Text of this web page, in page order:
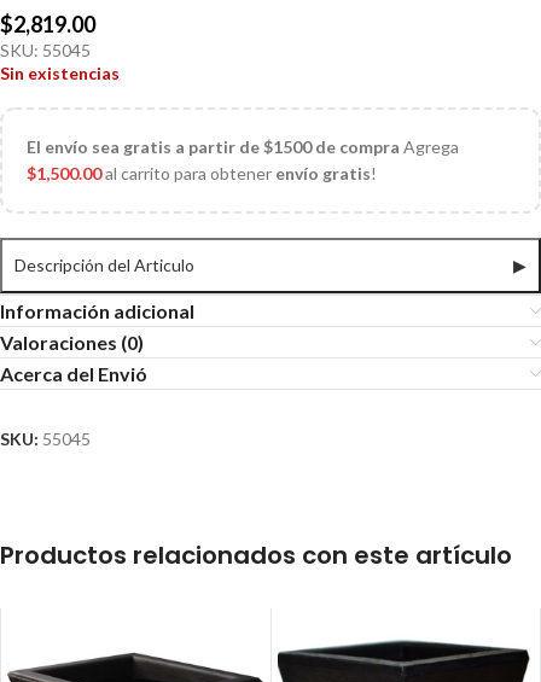
$2,819.00
SKU: 55045
Sin existencias
El envío sea gratis a partir de $1500 de compra Agrega
$1,500.00al carrito para obtener envío gratis!
Descripción del Articulo ▶
Información adicional
Valoraciones (0)
Acerca del Envió
SKU: 55045
Productos relacionados con este artículo